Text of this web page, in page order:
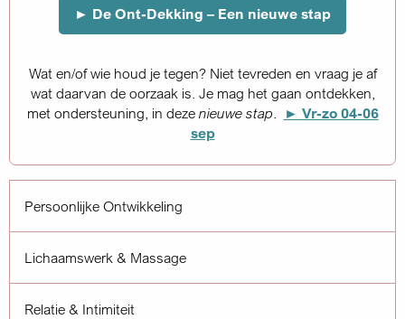
– Een nieuwe stap
Niet tevreden en vraag je af
is. Je mag het gaan ontdekken,
nieuwe stap.► Vr-zo 04-06
Welke invloed hebben
emotioneel- en
Persoonlijke Ontwikkeling
Lichaamswerk & Massage
Relatie & Intimiteit